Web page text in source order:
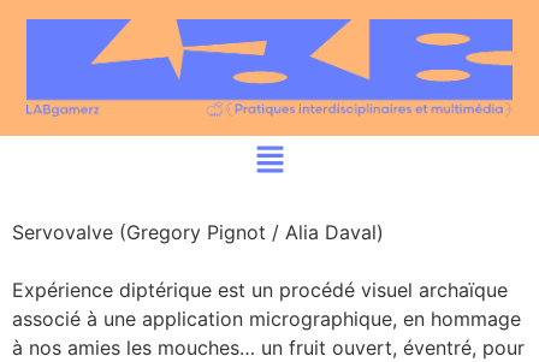
Servovalve (Gregory Pignot / Alia Daval)
Expérience diptérique est un procédé visuel archaïque
associé à une application micrographique, en hommage
à nos amies les mouches… un fruit ouvert, éventré, pour